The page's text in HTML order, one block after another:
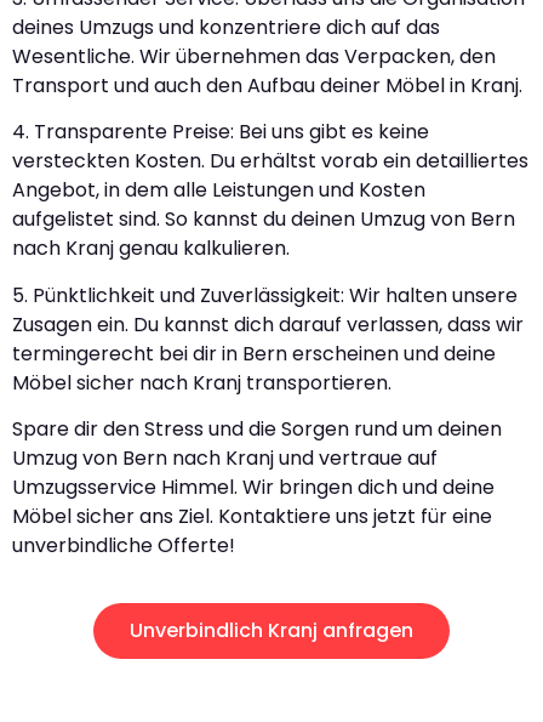
deines Umzugs und konzentriere dich auf das
Wesentliche. Wir übernehmen das Verpacken, den
Transport und auch den Aufbau deiner Möbel in Kranj.
4. Transparente Preise: Bei uns gibt es keine
versteckten Kosten. Du erhältst vorab ein detailliertes
Angebot, in dem alle Leistungen und Kosten
aufgelistet sind. So kannst du deinen Umzug von Bern
nach Kranj genau kalkulieren.
5. Pünktlichkeit und Zuverlässigkeit: Wir halten unsere
Zusagen ein. Du kannst dich darauf verlassen, dass wir
termingerecht bei dir in Bern erscheinen und deine
Möbel sicher nach Kranj transportieren.
Spare dir den Stress und die Sorgen rund um deinen
Umzug von Bern nach Kranj und vertraue auf
Umzugsservice Himmel. Wir bringen dich und deine
Möbel sicher ans Ziel. Kontaktiere uns jetzt für eine
unverbindliche Offerte!
Unverbindlich Kranj anfragen